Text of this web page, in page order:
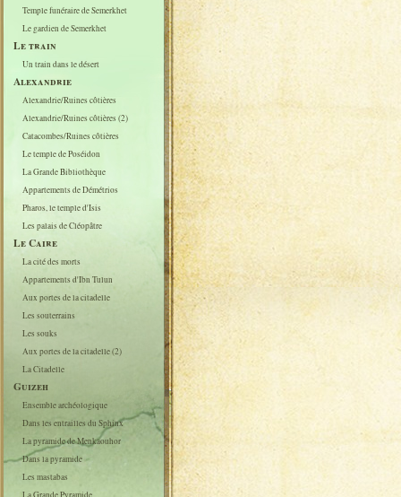
Temple funéraire de Semerkhet
Le gardien de Semerkhet
Le train
Un train dans le désert
Alexandrie
Alexandrie/Ruines côtières
Alexandrie/Ruines côtières (2)
Catacombes/Ruines côtières
Le temple de Poséidon
La Grande Bibliothèque
Appartements de Démétrios
Pharos, le temple d'Isis
Les palais de Cléopâtre
Le Caire
La cité des morts
Appartements d'Ibn Tulun
Aux portes de la citadelle
Les souterrains
Les souks
Aux portes de la citadelle (2)
La Citadelle
Guizeh
Ensemble archéologique
Dans les entrailles du Sphinx
La pyramide de Menkaouhor
Dans la pyramide
Les mastabas